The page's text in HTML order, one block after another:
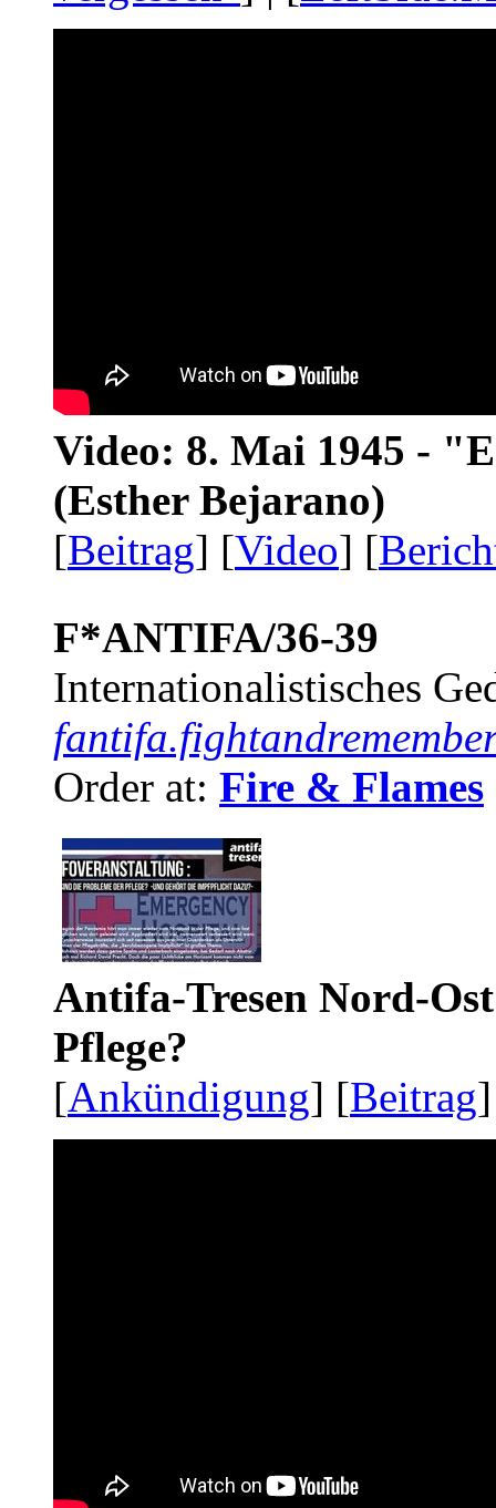
Video: 8. Mai 1945 -
(Esther Bejarano)
[Beitrag] [Video] [
F*ANTIFA/36-39
Internationalistisches
Order at: Fire & Flames
Antifa-Tresen Nord-
Pflege?
[Ankündigung] [Beitrag